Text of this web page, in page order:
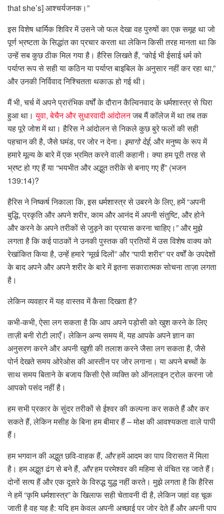
that she’s] आश्चर्यजनक।”
इस विशेष धार्मिक शिविर में उसने जो फल देखा वह पुरुषों का एक समूह था जो
पूर्ण भ्रष्टता के सिद्धांत का प्रचार करता था लेकिन किसी तरह मानता था कि
उन्हें सब कुछ ठीक मिल गया है। हैरिस लिखते हैं, “कोई भी ईसाई धर्म को
पर्याप्त रूप से सही या कठिन या पर्याप्त बाइबिल के अनुसार नहीं कर रहा था,”
और उनकी निर्विवाद निश्चितता थकाऊ हो गई थी।
मैं भी, चर्च में अपने प्रारंभिक वर्षों के दौरान कैल्विनवाद के धर्मशास्त्र से घिरा
हुआ था।युवा, बेचैन और सुधारवादी आंदोलनजब मैं कॉलेज में था तब तक
यह पूरे जोश में था। हैरिस ने आंदोलन से निकले कुछ बुरे फलों की सही
पहचान की है, जैसे घमंड, पर जोर न देना। इमागो देई, और मनुष्य के रूप में
हमारे मूल्य के बारे में एक भ्रमित करने वाली कहानी। क्या हम पूरी तरह से
भ्रष्ट हो गए हैं या “भयभीत और अद्भुत तरीके से बनाए गए हैं” (भजन
139:14)?
हैरिस ने निष्कर्ष निकाला कि, इस धर्मशास्त्र से उबरने के लिए, हमें “अपनी
बुद्धि, प्रकृति और अपने शरीर, काम और आनंद में अपनी संतुष्टि, और होने
और करने के अपने तरीकों से जुड़ने का प्रयास करना चाहिए।” और मुझे
लगता है कि कई पाठकों ने उनकी पुस्तक की प्रतियों में उस विशेष वाक्य को
रेखांकित किया है, उन्हें हमारे “मूर्ख दिलों” और “पापी शरीर” पर वर्षों के उपदेशों
के बाद अपने और अपने शरीर के बारे में इतना सकारात्मक सोचना ताज़ा लगता
है।
लेकिन व्यवहार में यह वास्तव में कैसा दिखता है?
कभी-कभी, ऐसा लग सकता है कि आप अपने पड़ोसी को खुश करने के लिए
ताज़ी बनी रोटी लाएँ। लेकिन अन्य समय में, यह आपके अपने ज्ञान का
अनुसरण करने और अपनी खुशी की तलाश करने जैसा लग सकता है, जैसे
पोर्न देखते समय ओरेओस की आस्तीन पर जोर लगाना। या अपने बच्चों के
साथ समय बिताने के बजाय किसी ऐसे व्यक्ति को ऑनलाइन ट्रोल करना जो
आपको पसंद नहीं है।
हम सभी प्रकार के सुंदर तरीकों से ईश्वर की कल्पना कर सकते हैं और कर
सकते हैं, लेकिन मसीह के बिना हम बीमार हैं – मोक्ष की आवश्यकता वाले पापी
हैं।
हम भगवान की अद्भुत छवि-वाहक हैं, औरहमें आदम का पाप विरासत में मिला
है। हम अद्भुत ढंग से बने हैं, औरहम परमेश्वर की महिमा से वंचित रह जाते हैं।
दोनों सत्य हैं और एक दूसरे के विरुद्ध युद्ध नहीं करते। मुझे लगता है कि हैरिस
ने हमें “कृमि धर्मशास्त्र” के खिलाफ सही चेतावनी दी है, लेकिन जहां वह चूक
जाती है वह यह है: यदि हम केवल अपनी अच्छाई पर जोर देते हैं और अपनी पाप